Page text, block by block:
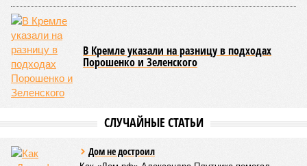
В Кремле указали на разницу в подходах
Порошенко и Зеленского
СЛУЧАЙНЫЕ СТАТЬИ
Дом не достроил